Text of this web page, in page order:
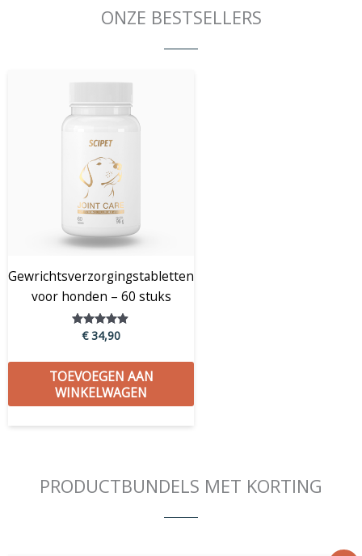
ONZE BESTSELLERS
Gewrichtsverzorgingstabletten
voor honden – 60 stuks
Gewaardeerd
4.79
€34,90
TOEVOEGEN AAN
WINKELWAGEN
PRODUCTBUNDELS MET KORTING